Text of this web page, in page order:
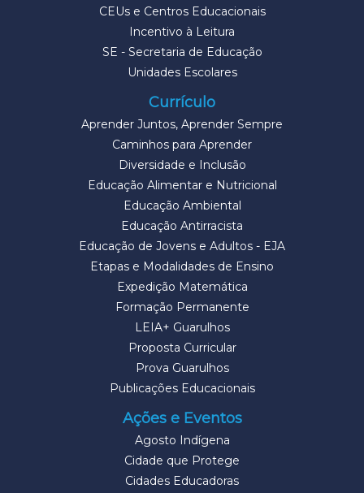
CEUs e Centros Educacionais
Incentivo à Leitura
SE - Secretaria de Educação
Unidades Escolares
Currículo
Aprender Juntos, Aprender Sempre
Caminhos para Aprender
Diversidade e Inclusão
Educação Alimentar e Nutricional
Educação Ambiental
Educação Antirracista
Educação de Jovens e Adultos - EJA
Etapas e Modalidades de Ensino
Expedição Matemática
Formação Permanente
LEIA+ Guarulhos
Proposta Curricular
Prova Guarulhos
Publicações Educacionais
Ações e Eventos
Agosto Indígena
Cidade que Protege
Cidades Educadoras